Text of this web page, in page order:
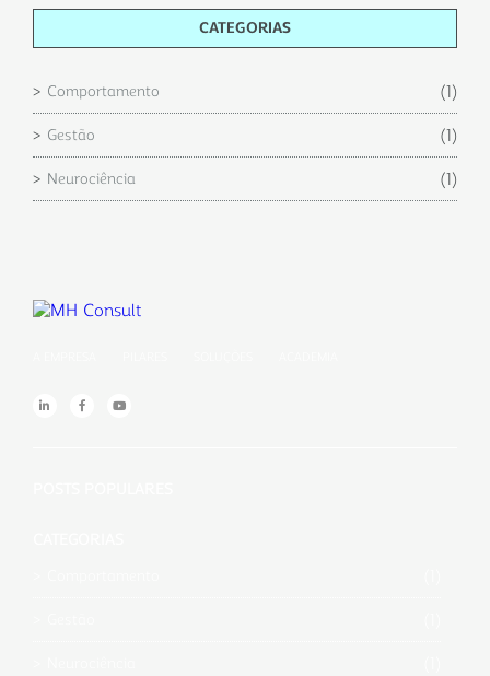
CATEGORIAS
Comportamento (1)
Gestão (1)
Neurociência (1)